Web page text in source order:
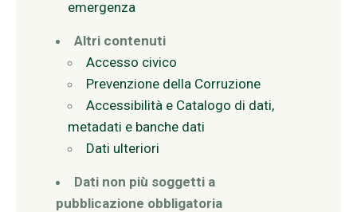
emergenza
Altri contenuti
Accesso civico
Prevenzione della Corruzione
Accessibilità e Catalogo di dati,
metadati e banche dati
Dati ulteriori
Dati non più soggetti a
pubblicazione obbligatoria